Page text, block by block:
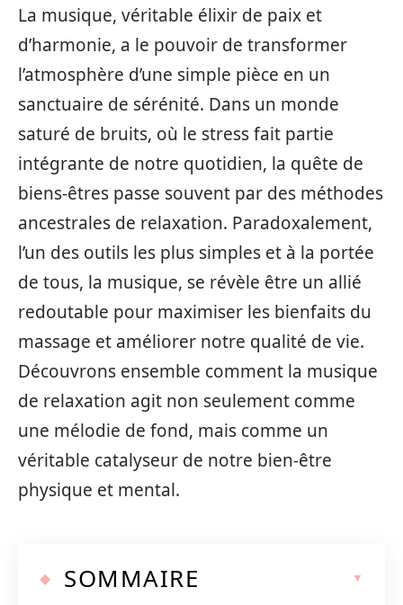
La musique, véritable élixir de paix et
d’harmonie, a le pouvoir de transformer
l’atmosphère d’une simple pièce en un
sanctuaire de sérénité. Dans un monde
saturé de bruits, où le stress fait partie
intégrante de notre quotidien, la quête de
biens-êtres passe souvent par des méthodes
ancestrales de relaxation. Paradoxalement,
l’un des outils les plus simples et à la portée
de tous, la musique, se révèle être un allié
redoutable pour maximiser les bienfaits du
massage et améliorer notre qualité de vie.
Découvrons ensemble comment la musique
de relaxation agit non seulement comme
une mélodie de fond, mais comme un
véritable catalyseur de notre bien-être
physique et mental.
SOMMAIRE